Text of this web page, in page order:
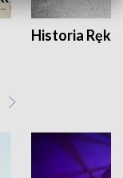
Historia Ręką